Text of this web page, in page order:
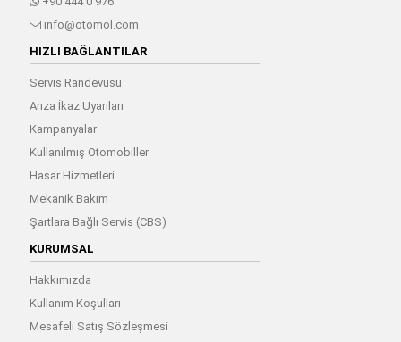
info@otomol.com
HIZLI BAĞLANTILAR
Servis Randevusu
Arıza İkaz Uyarıları
Kampanyalar
Kullanılmış Otomobiller
Hasar Hizmetleri
Mekanik Bakım
Şartlara Bağlı Servis (CBS)
KURUMSAL
Hakkımızda
Kullanım Koşulları
Mesafeli Satış Sözleşmesi